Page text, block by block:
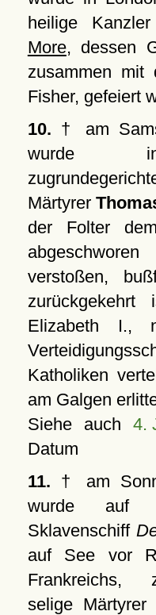
heilige
More, dessen
zusammen mit
Fisher, gefeiert
10. † am
wurde in
Märtyrer
der Folter
verstoßen,
Elizabeth I.,
Katholiken
am Galgen
Siehe auch 4.
Datum
11. † am
wurde auf
Sklavenschiff
auf See vor
Frankreichs,
selige